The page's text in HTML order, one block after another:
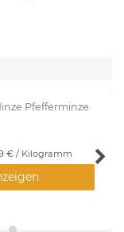
Pfefferminze
€ / Kilogramm